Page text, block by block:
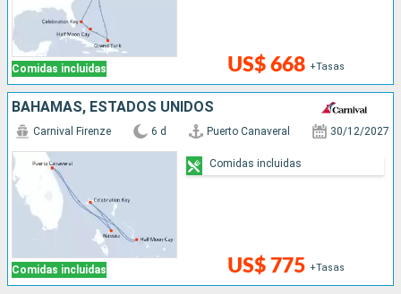
Comidas incluidas US$ 668 +Tasas
BAHAMAS, ESTADOS UNIDOS
Comidas incluidas
Carnival Firenze 6 d Puerto Canaveral 30/12/2027
US$ 775 +Tasas
Comidas incluidas